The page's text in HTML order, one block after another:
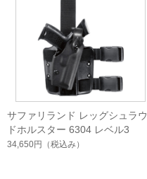
サファリランド レッグシュラウ
ドホルスター 6304 レベル3
34,650円 （税込み）